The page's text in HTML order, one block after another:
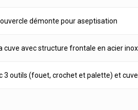
démonte pour aseptisation
cuve avec structure frontale en acier
3 outils (fouet, crochet et palette) et cuve